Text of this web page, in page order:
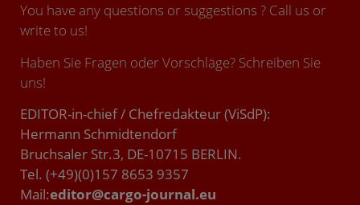
You have any questions or suggestions ? Call us or
write to us!
Haben Sie Fragen oder Vorschläge? Schreiben Sie
uns!
EDITOR-in-chief / Chefredakteur (ViSdP):
Hermann Schmidtendorf
Bruchsaler Str.3, DE-10715 BERLIN.
Tel. (+49)(0)157 8653 9357
Mail:editor@cargo-journal.eu